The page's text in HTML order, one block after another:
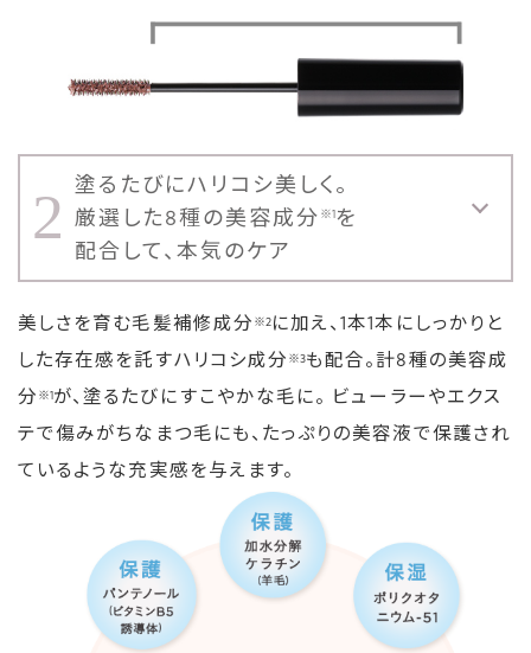
2 塗るたびにハリコシ美しく。
厳選した8種の美容成分 ※1を
配合して、本気のケア
美しさを育む毛髪補修成分 ※2に加え、1本1本にしっかりと
した存在感を託すハリコシ成分 ※3も配合。計8種の美容成
分 ※1が、塗るたびにすこやかな毛に。 ビューラーやエクス
テで傷みがちなまつ毛にも、たっぷりの美容液で保護され
ているような充実感を与えます。